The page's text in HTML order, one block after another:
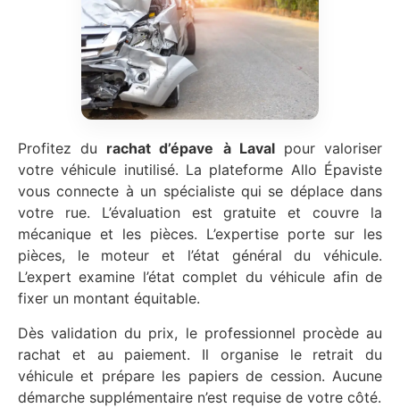
Profitez du rachat d’épave à Lavalpour valoriser
votre véhicule inutilisé. La plateforme Allo Épaviste
vous connecte à un spécialiste qui se déplace dans
votre rue. L’évaluation est gratuite et couvre la
mécanique et les pièces. L’expertise porte sur les
pièces, le moteur et l’état général du véhicule.
L’expert examine l’état complet du véhicule afin de
fixer un montant équitable.
Dès validation du prix, le professionnel procède au
rachat et au paiement. Il organise le retrait du
véhicule et prépare les papiers de cession. Aucune
démarche supplémentaire n’est requise de votre côté.